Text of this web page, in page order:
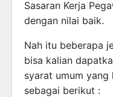
Sasaran Kerja
dengan nilai baik.
Nah itu beberapa
bisa kalian
syarat umum yang
sebagai berikut :